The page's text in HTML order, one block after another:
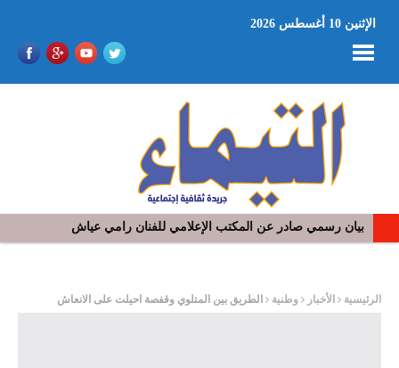
الإثنين 10 أغسطس 2026
بيان رسمي صادر عن المكتب الإعلامي للفنان رامي عياش
الرئيسية الأخبار وطنية الطريق بين المتلوي وقفصة احيلت على الانعاش